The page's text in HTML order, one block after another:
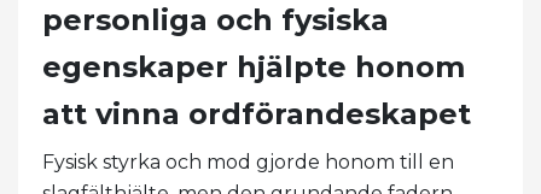
personliga och fysiska
egenskaper hjälpte honom
att vinna ordförandeskapet
Fysisk styrka och mod gjorde honom till en